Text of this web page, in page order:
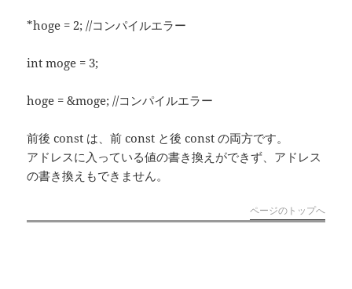
*hoge = 2; //コンパイルエラー
int moge = 3;
hoge = &moge; //コンパイルエラー
前後 const は、前 const と後 const の両方です。
アドレスに入っている値の書き換えができず、アドレス
の書き換えもできません。
ページのトップへ